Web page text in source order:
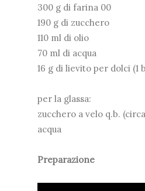
300 g di farina 00
190 g di zucchero
110 ml di olio
70 ml di acqua
16 g di lievito per dolci (1
per la glassa:
zucchero a velo q.b.
acqua
Preparazione